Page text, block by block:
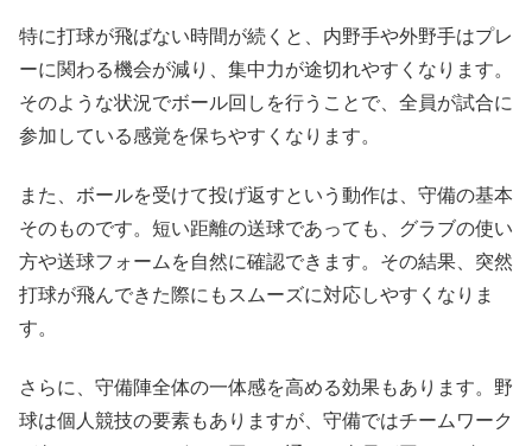
特に打球が飛ばない時間が続くと、内野手や外野手はプレ
ーに関わる機会が減り、集中力が途切れやすくなります。
そのような状況でボール回しを行うことで、全員が試合に
参加している感覚を保ちやすくなります。
また、ボールを受けて投げ返すという動作は、守備の基本
そのものです。短い距離の送球であっても、グラブの使い
方や送球フォームを自然に確認できます。その結果、突然
打球が飛んできた際にもスムーズに対応しやすくなりま
す。
さらに、守備陣全体の一体感を高める効果もあります。野
球は個人競技の要素もありますが、守備ではチームワーク